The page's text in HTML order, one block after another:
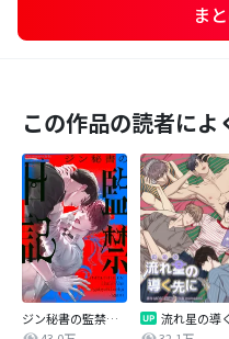
ま
この作品の読者に
ジン秘書の監禁日記【タテヨミ】